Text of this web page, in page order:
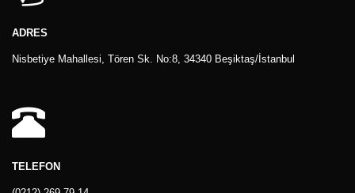
ADRES
Nisbetiye Mahallesi, Tören Sk. No:8, 34340 Beşiktaş/İstanbul
TELEFON